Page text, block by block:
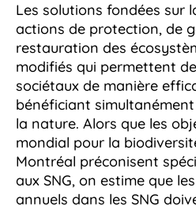
Les solutions fondées sur
actions de protection, de
restauration des
modifiés qui permettent
sociétaux de manière
bénéficiant
la nature. Alors que les
mondial pour la
Montréal préconisent
aux SNG, on estime que
annuels dans les SNG